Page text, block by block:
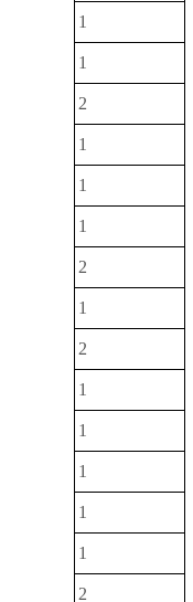
1
1
2
1
1
1
2
1
2
1
1
1
1
1
2